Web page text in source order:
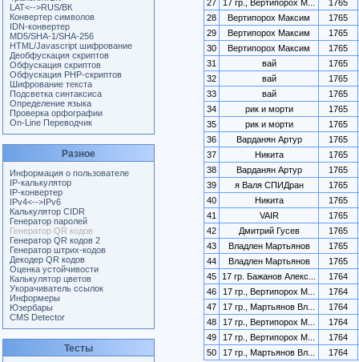
LAT<-->RUS/ВК
Конвертер символов
IDN-конвертер
MD5/SHA-1/SHA-256
HTML/Javascript шифрование
Деобфускация скриптов
Обфускация скриптов
Обфускация PHP-скриптов
Шифрование текста
Подсветка синтаксиса
Определение языка
Проверка орфографии
On-Line Переводчик
Разное
Информация о пользователе
IP-калькулятор
IP-конвертер
IPv4<-->IPv6
Калькулятор CIDR
Генератор паролей
Генератор QR кодов
Генератор QR кодов 2
Генератор штрих-кодов
Декодер QR кодов
Оценка устойчивости
Калькулятор цветов
Укорачиватель ссылок
Информеры
Юзербары
CMS Detector
Тесты
27
17 гр., Вертипорох М...
1765
28
Вертипорох Максим
1765
29
Вертипорох Максим
1765
30
Вертипорох Максим
1765
31
вай
1765
32
вай
1765
33
вай
1765
34
рик и морти
1765
35
рик и морти
1765
36
Варданян Артур
1765
37
Никита
1765
38
Варданян Артур
1765
39
я Валя СПИДран
1765
40
Никита
1765
41
VAIR
1765
42
Дмитрий Гусев
1765
43
Владлен Мартьянов
1765
44
Владлен Мартьянов
1765
45
17 гр. Бажанов Алекс...
1764
46
17 гр., Вертипорох М...
1764
47
17 гр., Мартьянов Вл...
1764
48
17 гр., Вертипорох М...
1764
49
17 гр., Вертипорох М...
1764
50
17 гр., Мартьянов Вл... 1764